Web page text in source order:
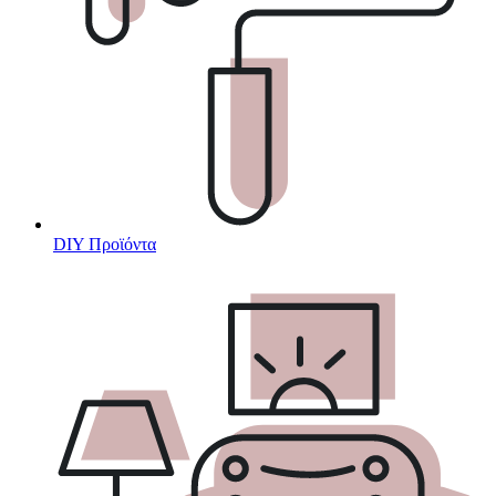
DIY Προϊόντα